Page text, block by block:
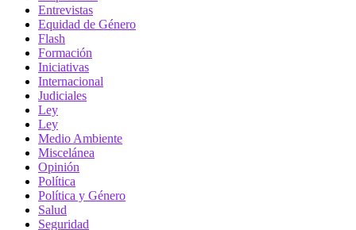
Entrevistas
Equidad de Género
Flash
Formación
Iniciativas
Internacional
Judiciales
Ley
Ley
Medio Ambiente
Miscelánea
Opinión
Política
Política y Género
Salud
Seguridad